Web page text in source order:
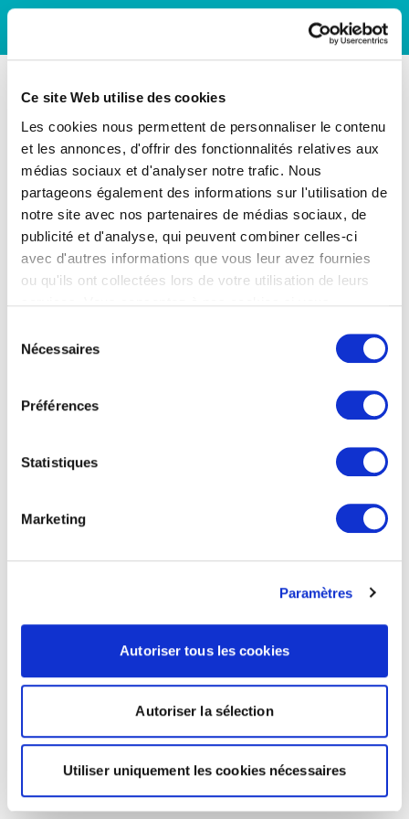
Ce site Web utilise des cookies
Les cookies nous permettent de personnaliser le contenu
et les annonces, d'offrir des fonctionnalités relatives aux
médias sociaux et d'analyser notre trafic. Nous
partageons également des informations sur l'utilisation de
notre site avec nos partenaires de médias sociaux, de
publicité et d'analyse, qui peuvent combiner celles-ci
avec d'autres informations que vous leur avez fournies
ou qu'ils ont collectées lors de votre utilisation de leurs
Nécessaires
Préférences
Statistiques
Marketing
Paramètres
Autoriser tous les cookies
Autoriser la sélection
Utiliser uniquement les cookies nécessaires